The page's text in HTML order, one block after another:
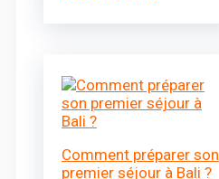
Comment préparer son
premier séjour à Bali ?